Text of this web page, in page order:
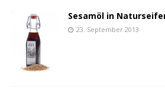
Sesamöl in
23. September 2013